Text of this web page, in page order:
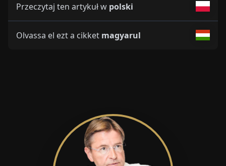
Przeczytaj ten artykuł w polski
Olvassa el ezt a cikket magyarul